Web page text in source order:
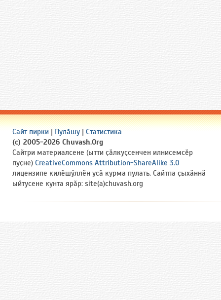
Сайт пирки | Пулӑшу | Статистика
(c) 2005-2026 Chuvash.Org
Сайтри материалсене (ытти ҫӑлкуҫсенчен илнисемсӗр
пуҫне) CreativeCommons Attribution-ShareAlike 3.0
лицензипе килӗшӳллӗн усӑ курма пулать. Сайтпа ҫыхӑннӑ
ыйтусене кунта ярӑр: site(a)chuvash.org